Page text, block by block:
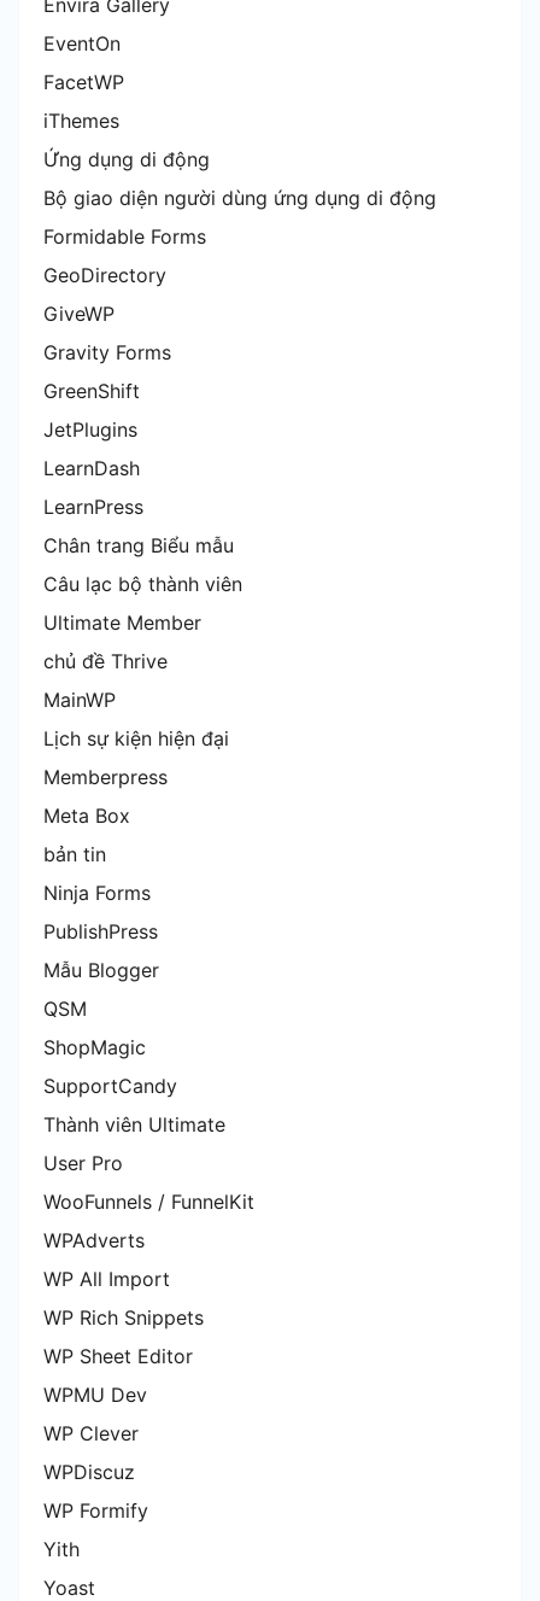
EventOn
FacetWP
iThemes
Ứng dụng di động
Bộ giao diện người dùng ứng dụng di động
Formidable Forms
GeoDirectory
GiveWP
Gravity Forms
GreenShift
JetPlugins
LearnDash
LearnPress
Chân trang Biểu mẫu
Câu lạc bộ thành viên
Ultimate Member
chủ đề Thrive
MainWP
Lịch sự kiện hiện đại
Memberpress
Meta Box
bản tin
Ninja Forms
PublishPress
Mẫu Blogger
QSM
ShopMagic
SupportCandy
Thành viên Ultimate
User Pro
WooFunnels / FunnelKit
WPAdverts
WP All Import
WP Rich Snippets
WP Sheet Editor
WPMU Dev
WP Clever
WPDiscuz
WP Formify
Yith
Yoast